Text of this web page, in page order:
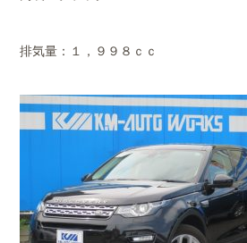
排気量：１，９９８ｃｃ